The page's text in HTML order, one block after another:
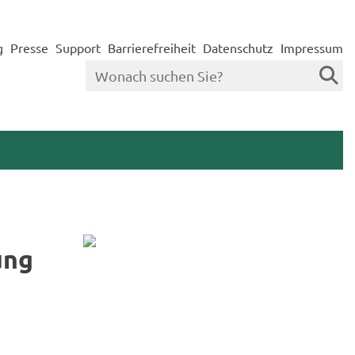
Presse Support Barrierefreiheit Datenschutz Impressum